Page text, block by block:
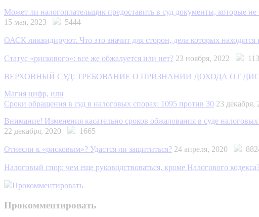
Может ли налогоплательщик предоставить в суд документы, которые
15 мая, 2023
5444
ОАСК ликвидируют. Что это значит для сторон, дела которых
Статус «рискового»: все же обжалуется или нет? 23 ноября, 2022
ВЕРХОВНЫЙ СУД: ТРЕБОВАНИЕ О ПРИЗНАНИИ ДОХОДА ОТ
Магия цифр, или
Сроки обращения в суд в налоговых спорах: 1095 против 30 23 декабря,
Внимание! Изменения касательно сроков обжалования в суде
22 декабря, 2020
1665
Отнесли к «рисковым»? Удастся ли защититься? 24 апреля, 2020
Налоговый спор: чем еще руководствоваться, кроме Налогового
Прокомментировать
Прокомментировать